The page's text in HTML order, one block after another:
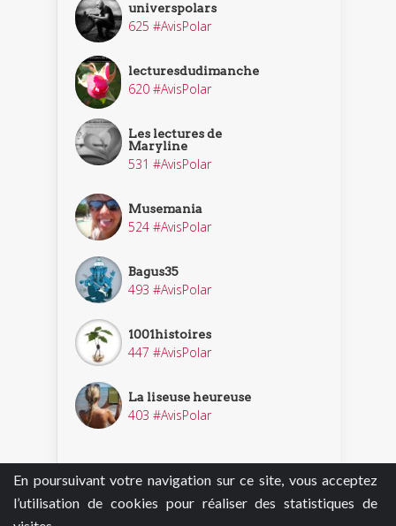
En poursuivant votre navigation sur ce site, vous acceptez
l’utilisation de cookies pour réaliser des statistiques de
universpolars
625 #AvisPolar
lecturesdudimanche
620 #AvisPolar
Les lectures de
Maryline
531 #AvisPolar
Musemania
524 #AvisPolar
Bagus35
493 #AvisPolar
1001histoires
447 #AvisPolar
La liseuse heureuse
403 #AvisPolar
Découvrir nos enquêteurs